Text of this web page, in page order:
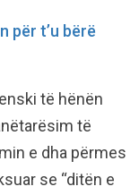
për t’u bërë
të hënën
të
e dha përmes
se “ditën e